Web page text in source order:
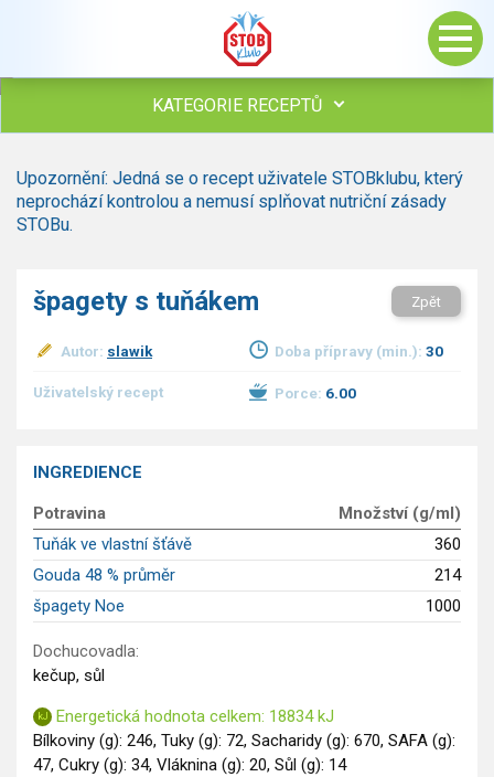
KATEGORIE RECEPTŮ
Polévky
Studená kuchyně
Bezmasé a zeleninové
Sladké pokrmy
Dezerty
Dětské recepty
GLP-1 recepty
Upozornění: Jedná se o recept uživatele STOBklubu, který
neprochází kontrolou a nemusí splňovat nutriční zásady
STOBu.
špagety s tuňákem Zpět
Autor: slawik Doba přípravy (min.): 30
Uživatelský recept Porce: 6.00
INGREDIENCE
Potravina
Množství (g/ml)
Tuňák ve vlastní šťávě
360
Gouda 48 % průměr
214
špagety Noe
1000
Dochucovadla:
kečup, sůl
Energetická hodnota celkem: 18834 kJ
Bílkoviny (g): 246, Tuky (g): 72, Sacharidy (g): 670, SAFA (g):
47, Cukry (g): 34, Vláknina (g): 20, Sůl (g): 14